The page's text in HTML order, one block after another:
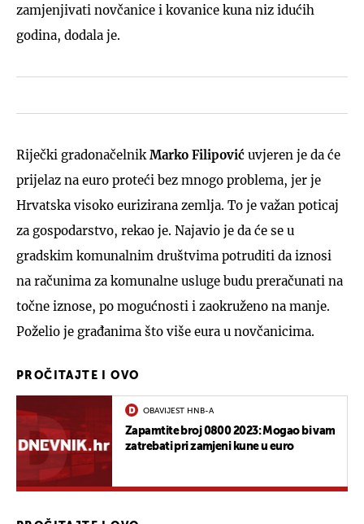
zamjenjivati novčanice i kovanice kuna niz idućih
godina, dodala je.
Riječki gradonačelnikMarko Filipović uvjeren je da će
prijelaz na euro proteći bez mnogo problema, jer je
Hrvatska visoko eurizirana zemlja. To je važan poticaj
za gospodarstvo, rekao je. Najavio je da će se u
gradskim komunalnim društvima potruditi da iznosi
na računima za komunalne usluge budu preračunati na
točne iznose, po mogućnosti i zaokruženo na manje.
Poželio je građanima što više eura u novčanicima.
PROČITAJTE I OVO
OBAVIJEST HNB-A
Zapamtite broj 0800 2023: Mogao bi vam
zatrebati pri zamjeni kune u euro